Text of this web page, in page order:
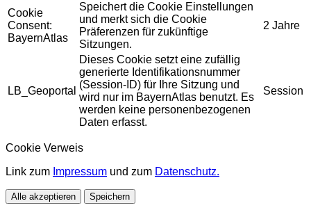
Cookie
Consent:
BayernAtlas
Speichert die Cookie Einstellungen
und merkt sich die Cookie
Präferenzen für zukünftige
Sitzungen.
2 Jahre
LB_Geoportal
Dieses Cookie setzt eine zufällig
generierte Identifikationsnummer
(Session-ID) für Ihre Sitzung und
wird nur im BayernAtlas benutzt. Es
werden keine personenbezogenen
Daten erfasst.
Session
Cookie Verweis
Link zum Impressum und zum Datenschutz.
Alle akzeptieren Speichern